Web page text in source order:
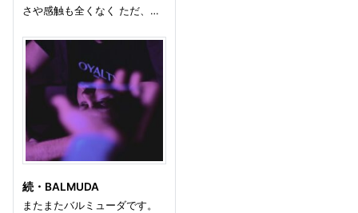
さや感触も全くなく ただ、…
続・BALMUDA
またまたバルミューダです。